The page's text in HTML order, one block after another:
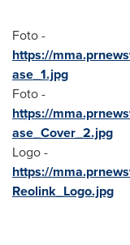
Foto -
https://
ase_1.jpg
Foto -
https://
ase_Cover_2.jpg
Logo -
https://
Reolink_Logo.jpg